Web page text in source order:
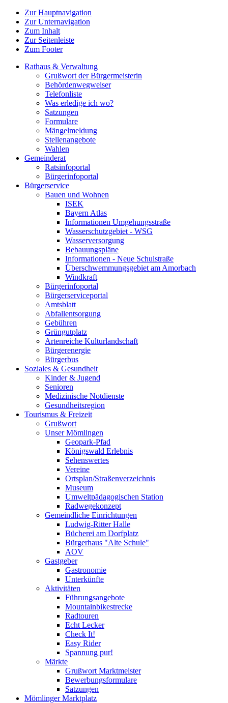
Zur Hauptnavigation
Zur Unternavigation
Zum Inhalt
Zur Seitenleiste
Zum Footer
Rathaus & Verwaltung
Grußwort der Bürgermeisterin
Behördenwegweiser
Telefonliste
Was erledige ich wo?
Satzungen
Formulare
Mängelmeldung
Stellenangebote
Wahlen
Gemeinderat
Ratsinfoportal
Bürgerinfoportal
Bürgerservice
Bauen und Wohnen
ISEK
Bayern Atlas
Informationen Umgehungsstraße
Wasserschutzgebiet - WSG
Wasserversorgung
Bebauungspläne
Informationen - Neue Schulstraße
Überschwemmungsgebiet am Amorbach
Windkraft
Bürgerinfoportal
Bürgerserviceportal
Amtsblatt
Abfallentsorgung
Gebühren
Grüngutplatz
Artenreiche Kulturlandschaft
Bürgerenergie
Bürgerbus
Soziales & Gesundheit
Kinder & Jugend
Senioren
Medizinische Notdienste
Gesundheitsregion
Tourismus & Freizeit
Grußwort
Unser Mömlingen
Geopark-Pfad
Königswald Erlebnis
Sehenswertes
Vereine
Ortsplan/Straßenverzeichnis
Museum
Umweltpädagogischen Station
Radwegekonzept
Gemeindliche Einrichtungen
Ludwig-Ritter Halle
Bücherei am Dorfplatz
Bürgerhaus "Alte Schule"
AOV
Gastgeber
Gastronomie
Unterkünfte
Aktivitäten
Führungsangebote
Mountainbikestrecke
Radtouren
Echt Lecker
Check It!
Easy Rider
Spannung pur!
Märkte
Grußwort Marktmeister
Bewerbungsformulare
Satzungen
Mömlinger Marktplatz